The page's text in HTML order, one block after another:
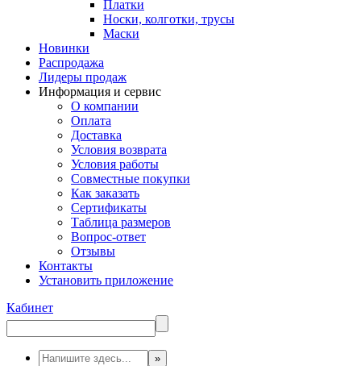
Платки
Носки, колготки, трусы
Маски
Новинки
Распродажа
Лидеры продаж
Информация и сервис
О компании
Оплата
Доставка
Условия возврата
Условия работы
Совместные покупки
Как заказать
Сертификаты
Таблица размеров
Вопрос-ответ
Отзывы
Контакты
Установить приложение
Кабинет